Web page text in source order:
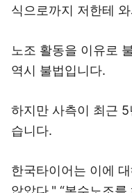
식으로까지 저한테
노조 활동을 이유로
역시 불법입니다.
하지만 사측이 최근
습니다.
한국타이어는 이에